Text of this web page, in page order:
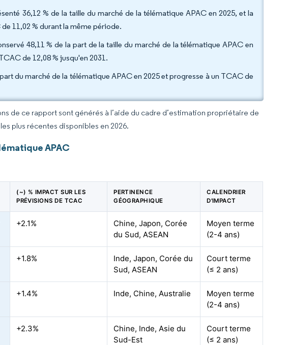
36,12 % de la taille du marché de la télématique APAC en 2025, et la
11,02 % durant la même période.
48,11 % de la part de la taille du marché de la télématique APAC en
de 12,08 % jusqu'en 2031.
du marché de la télématique APAC en 2025 et progresse à un TCAC de
de ce rapport sont générés à l’aide du cadre d’estimation propriétaire de
plus récentes disponibles en 2026.
APAC
(~) % IMPACT SUR LES
PRÉVISIONS DE TCAC
PERTINENCE
GÉOGRAPHIQUE
CALENDRIER
D'IMPACT
+2.1%
Chine, Japon, Corée
du Sud, ASEAN
Moyen terme
(2-4 ans)
+1.8%
Inde, Japon, Corée du
Sud, ASEAN
Court terme
(≤ 2 ans)
+1.4% Inde, Chine, Australie
Moyen terme
(2-4 ans)
+2.3%
Chine, Inde, Asie du
Sud-Est
Court terme
(≤ 2 ans)